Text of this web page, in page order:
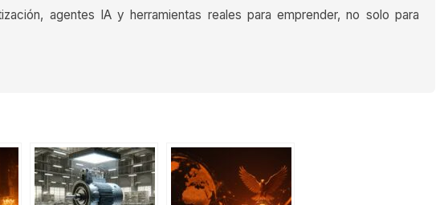
agentes IA y herramientas reales para emprender, no solo para